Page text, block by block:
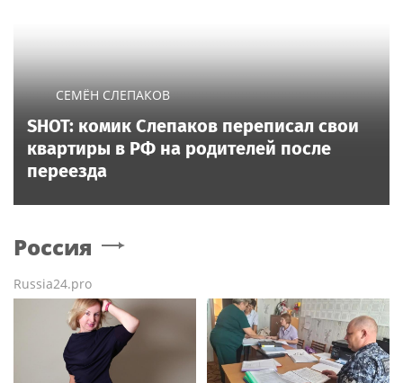
СЕМЁН СЛЕПАКОВ
SHOT: комик Слепаков переписал свои
квартиры в РФ на родителей после
переезда
Россия
Russia24.pro